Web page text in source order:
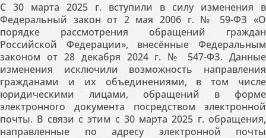
С 30 марта 2025 г. вступили в силу изменения в
Федеральный закон от 2 мая 2006 г. № 59-ФЗ «О
порядке рассмотрения обращений граждан
Российской Федерации», внесённые Федеральным
законом от 28 декабря 2024 г. № 547-ФЗ. Данные
изменения исключили возможность направления
гражданами и их объединениями, в том числе
юридическими лицами, обращений в форме
электронного документа посредством электронной
почты. В связи с этим с 30 марта 2025 г. обращения,
направленные по адресу электронной почты